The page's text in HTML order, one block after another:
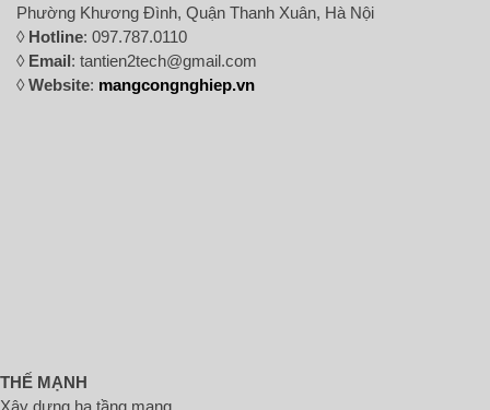
Phường Khương Đình, Quận Thanh Xuân, Hà Nội
◊ Hotline: 097.787.0110
◊ Email: tantien2tech@gmail.com
◊Website: mangcongnghiep.vn
THẾ MẠNH